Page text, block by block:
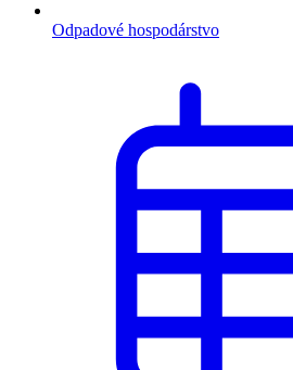
Odpadové hospodárstvo